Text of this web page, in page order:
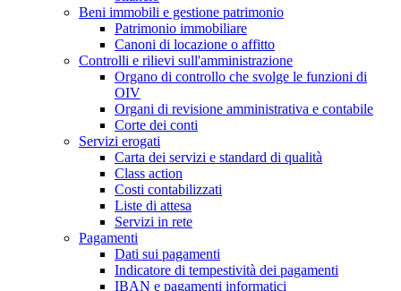
Beni immobili e gestione patrimonio
Patrimonio immobiliare
Canoni di locazione o affitto
Controlli e rilievi sull'amministrazione
Organo di controllo che svolge le funzioni di
OIV
Organi di revisione amministrativa e contabile
Corte dei conti
Servizi erogati
Carta dei servizi e standard di qualità
Class action
Costi contabilizzati
Liste di attesa
Servizi in rete
Pagamenti
Dati sui pagamenti
Indicatore di tempestività dei pagamenti
IBAN e pagamenti informatici